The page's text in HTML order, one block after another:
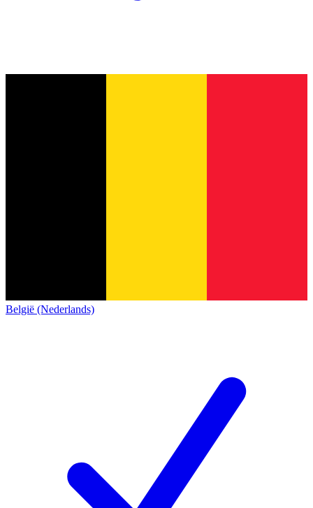
België (Nederlands)